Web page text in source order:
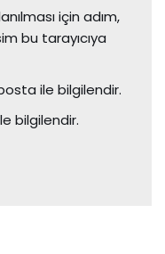
için adım,
bu tarayıcıya
ile bilgilendir.
bilgilendir.